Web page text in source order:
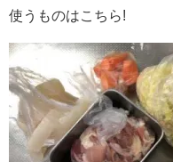
使うものはこちら!